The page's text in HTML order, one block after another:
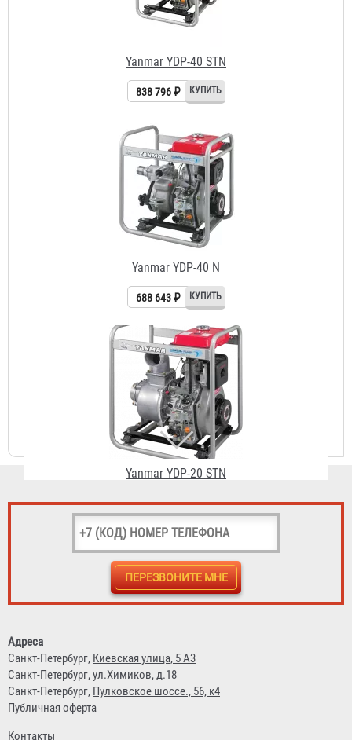
Yanmar YDP-40 N
688 643 ₽
Yanmar YDP-20 STN
554 020 ₽
Вепрь МП-500 DY
263 031 ₽
Адреса
Санкт-Петербург, Киевская улица, 5 А3
Санкт-Петербург,ул.Химиков, д.18
Санкт-Петербург, Пулковское шоссе., 56, к4
Публичная оферта
Контакты